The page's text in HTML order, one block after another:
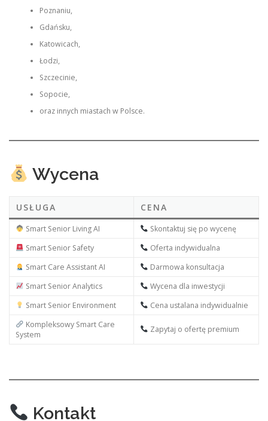
Poznaniu,
Gdańsku,
Katowicach,
Łodzi,
Szczecinie,
Sopocie,
oraz innych miastach w Polsce.
Wycena
USŁUGA CENA
Smart Senior Living AI
Skontaktuj się po wycenę
Smart Senior Safety
Oferta indywidualna
Smart Care Assistant AI
Darmowa konsultacja
Smart Senior Analytics
Wycena dla inwestycji
Smart Senior Environment
Cena ustalana indywidualnie
Kompleksowy Smart Care
System
Zapytaj o ofertę premium
Kontakt